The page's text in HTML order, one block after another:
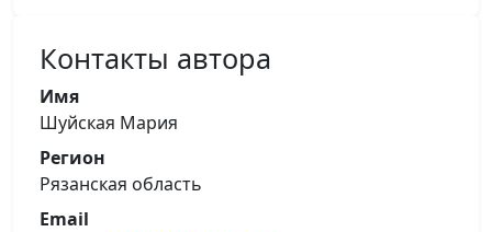
Контакты автора
Имя
Шуйская Мария
Регион
Рязанская область
Email